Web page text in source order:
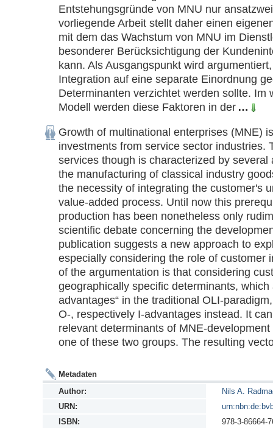
Entstehungsgründe von MNU nur
vorliegende Arbeit stellt daher einen
mit dem das Wachstum von MNU im
besonderer Berücksichtigung der
kann. Als Ausgangspunkt wird
Integration auf eine separate Einordnung
Determinanten verzichtet werden sollte. Im
Modell werden diese Faktoren in der …
Growth of multinational enterprises (MNE)
investments from service sector industries.
services though is characterized by several
the manufacturing of classical industry
the necessity of integrating the customer's
value-added process. Until now this
production has been nonetheless only
scientific debate concerning the
publication suggests a new approach to
especially considering the role of customer
of the argumentation is that considering
geographically specific determinants, which
advantages“ in the traditional OLI-
O-, respectively I-advantages instead. It
relevant determinants of MNE-
one of these two groups. The resulting
Metadaten
Author:
Nils A.
URN:
ISBN:
978-3-86664-